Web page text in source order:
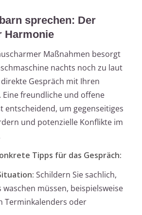
sprechen: Der
Harmonie
Maßnahmen besorgt
nachts noch zu laut
Gespräch mit Ihren
Eine freundliche und offene
entscheidend, um gegenseitiges
und potenzielle Konflikte im
Tipps für das Gespräch:
Schildern Sie sachlich,
waschen müssen, beispielsweise
Terminkalenders oder